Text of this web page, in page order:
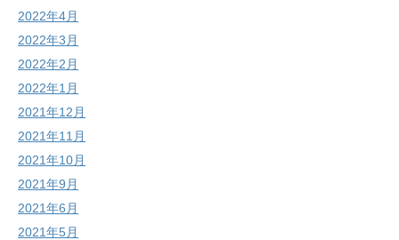
2022年4月
2022年3月
2022年2月
2022年1月
2021年12月
2021年11月
2021年10月
2021年9月
2021年6月
2021年5月